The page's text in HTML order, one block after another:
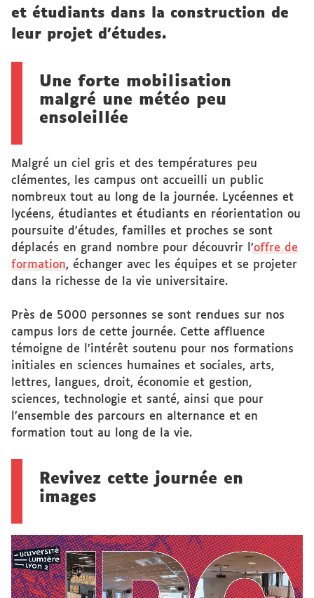
et étudiants dans la construction de
leur projet d’études.
Une forte mobilisation
malgré une météo peu
ensoleillée
Malgré un ciel gris et des températures peu
clémentes, les campus ont accueilli un public
nombreux tout au long de la journée. Lycéennes et
lycéens, étudiantes et étudiants en réorientation ou
poursuite d'études, familles et proches se sont
déplacés en grand nombre pour découvrir l’offre de
formation, échanger avec les équipes et se projeter
dans la richesse de la vie universitaire.
Près de 5000 personnes se sont rendues sur nos
campus lors de cette journée. Cette affluence
témoigne de l’intérêt soutenu pour nos formations
initiales en sciences humaines et sociales, arts,
lettres, langues, droit, économie et gestion,
sciences, technologie et santé, ainsi que pour
l’ensemble des parcours en alternance et en
formation tout au long de la vie.
Revivez cette journée en
images